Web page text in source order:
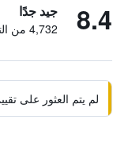
8.4 جيد جدًا
4,732 من التقييمات تم التحقق منها
لم يتم العثور على